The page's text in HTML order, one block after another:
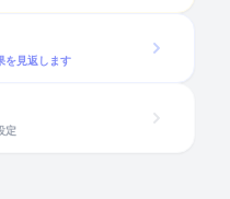
を見返します
定